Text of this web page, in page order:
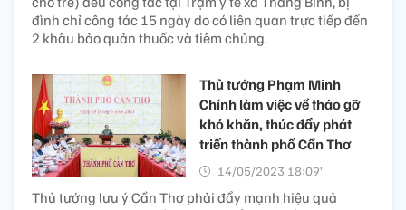
đình chỉ công tác 15 ngày do có liên quan trực tiếp đến
2 khâu bảo quản thuốc và tiêm chủng.
Thủ tướng Phạm Minh
Chính làm việc về tháo gỡ
khó khăn, thúc đẩy phát
triển thành phố Cần Thơ
14/05/2023 18:09’
Thủ tướng lưu ý Cần Thơ phải đẩy mạnh hiệu quả